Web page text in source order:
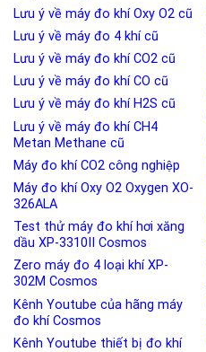
Lưu ý về máy đo khí Oxy O2 cũ
Lưu ý về máy đo 4 khí cũ
Lưu ý về máy đo khí CO2 cũ
Lưu ý về máy đo khí CO cũ
Lưu ý về máy đo khí H2S cũ
Lưu ý về máy đo khí CH4
Metan Methane cũ
Máy đo khí CO2 công nghiệp
Máy đo khí Oxy O2 Oxygen XO-
326ALA
Test thử máy đo khí hơi xăng
dầu XP-3310II Cosmos
Zero máy đo 4 loại khí XP-
302M Cosmos
Kênh Youtube của hãng máy
đo khí Cosmos
Kênh Youtube thiết bị đo khí